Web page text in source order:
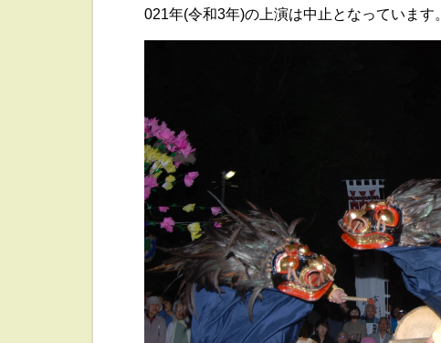
021年(令和3年)の上演は中止となっています。